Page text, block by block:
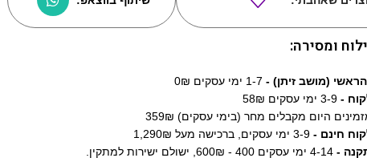
ומסירה:
(מושב זיתן) -
- 3-9 ימי עסקים 58₪
היום מקבלים מחר (בימי עסקים) 359₪
חינם - 3-9 ימי עסקים, ברכישה מעל 1,290₪
-